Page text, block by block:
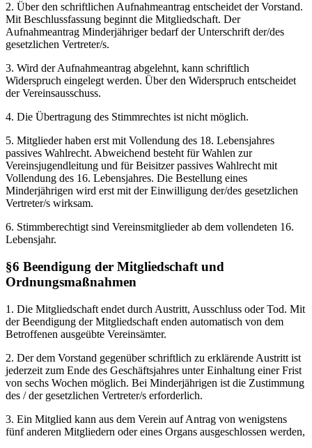
2. Über den schriftlichen Aufnahmeantrag entscheidet der Vorstand.
Mit Beschlussfassung beginnt die Mitgliedschaft. Der
Aufnahmeantrag Minderjähriger bedarf der Unterschrift der/des
gesetzlichen Vertreter/s.
3. Wird der Aufnahmeantrag abgelehnt, kann schriftlich
Widerspruch eingelegt werden. Über den Widerspruch entscheidet
der Vereinsausschuss.
4. Die Übertragung des Stimmrechtes ist nicht möglich.
5. Mitglieder haben erst mit Vollendung des 18. Lebensjahres
passives Wahlrecht. Abweichend besteht für Wahlen zur
Vereinsjugendleitung und für Beisitzer passives Wahlrecht mit
Vollendung des 16. Lebensjahres. Die Bestellung eines
Minderjährigen wird erst mit der Einwilligung der/des gesetzlichen
Vertreter/s wirksam.
6. Stimmberechtigt sind Vereinsmitglieder ab dem vollendeten 16.
Lebensjahr.
§6 Beendigung der Mitgliedschaft und
Ordnungsmaßnahmen
1. Die Mitgliedschaft endet durch Austritt, Ausschluss oder Tod. Mit
der Beendigung der Mitgliedschaft enden automatisch von dem
Betroffenen ausgeübte Vereinsämter.
2. Der dem Vorstand gegenüber schriftlich zu erklärende Austritt ist
jederzeit zum Ende des Geschäftsjahres unter Einhaltung einer Frist
von sechs Wochen möglich. Bei Minderjährigen ist die Zustimmung
des / der gesetzlichen Vertreter/s erforderlich.
3. Ein Mitglied kann aus dem Verein auf Antrag von wenigstens
fünf anderen Mitgliedern oder eines Organs ausgeschlossen werden,